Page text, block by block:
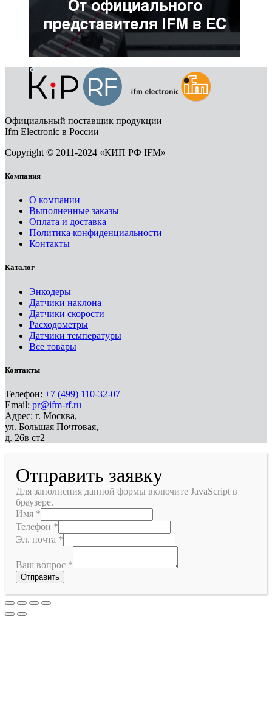
Официальный поставщик продукции
Ifm Electronic в России
Copyright © 2011-2024 «КИП РФ IFM»
Компания
О компании
Выполненные заказы
Оплата и доставка
Политика конфиденциальности
Контакты
Каталог
Энкодеры
Датчики наклона
Датчики скорости
Расходометры
Датчики температуры
Все товары
Контакты
Телефон: +7 (499) 110-32-07
Email: pr@ifm-rf.ru
Адрес: г. Москва,
ул. Большая Почтовая,
д. 26в ст2
Отправить заявку
Для заполнения данной формы включите JavaScript в
браузере.
Имя *
Телефон *
Эл. почта *
Ваш вопрос *
Отправить